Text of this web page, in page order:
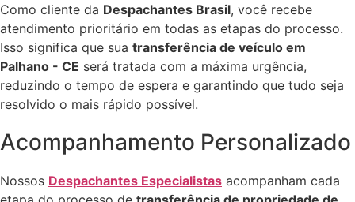
Como cliente da Despachantes Brasil, você recebe
atendimento prioritário em todas as etapas do processo.
Isso significa que sua transferência de veículo em
Palhano - CE será tratada com a máxima urgência,
reduzindo o tempo de espera e garantindo que tudo seja
resolvido o mais rápido possível.
Acompanhamento Personalizado
Nossos Despachantes Especialistas acompanham cada